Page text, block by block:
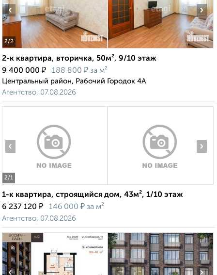
2/2
‹ ›
2-к квартира, вторичка, 50м², 9/10 этаж
9 400 000 ₽ 188 800 ₽ за м²
Центральный район, Рабочий Городок 4А
Агентство, 07.08.2026
2/1
‹ ›
1-к квартира, строящийся дом, 43м², 1/10 этаж
6 237 120 ₽ 146 000 ₽ за м²
Агентство, 07.08.2026
‹ ›